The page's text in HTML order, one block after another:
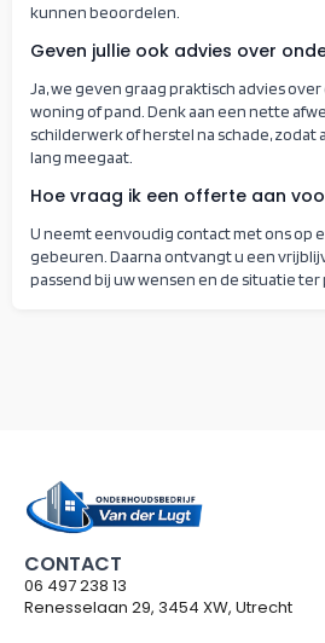
kunnen beoordelen.
Geven jullie ook advies over
Ja, we geven graag praktisch advies
woning of pand. Denk aan een nette
schilderwerk of herstel na schade, zodat
lang meegaat.
Hoe vraag ik een offerte aan
U neemt eenvoudig contact met ons op
gebeuren. Daarna ontvangt u een
passend bij uw wensen en de situatie ter
CONTACT
06 497 238 13
Renesselaan 29, 3454 XW, Utrecht